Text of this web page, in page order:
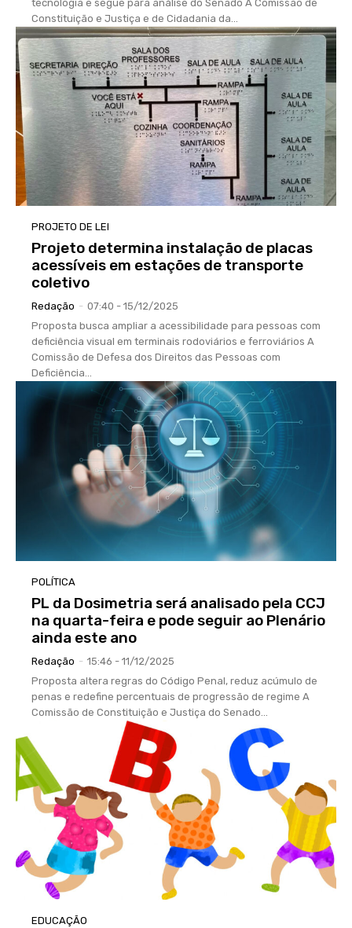
tecnologia e segue para análise do Senado A Comissão de
Constituição e Justiça e de Cidadania da...
PROJETO DE LEI
Projeto determina instalação de placas
acessíveis em estações de transporte
coletivo
Redação - 07:40 - 15/12/2025
Proposta busca ampliar a acessibilidade para pessoas com
deficiência visual em terminais rodoviários e ferroviários A
Comissão de Defesa dos Direitos das Pessoas com
Deficiência...
POLÍTICA
PL da Dosimetria será analisado pela CCJ
na quarta-feira e pode seguir ao Plenário
ainda este ano
Redação - 15:46 - 11/12/2025
Proposta altera regras do Código Penal, reduz acúmulo de
penas e redefine percentuais de progressão de regime A
Comissão de Constituição e Justiça do Senado...
EDUCAÇÃO